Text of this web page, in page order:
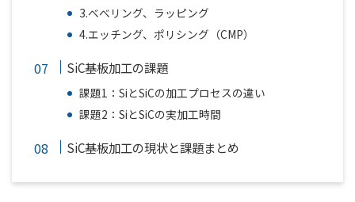
3.べべリング、ラッピング
4.エッチング、ポリシング（CMP）
SiC基板加工の課題
課題1：SiとSiCの加工プロセスの違い
課題2：SiとSiCの実加工時間
SiC基板加工の現状と課題まとめ